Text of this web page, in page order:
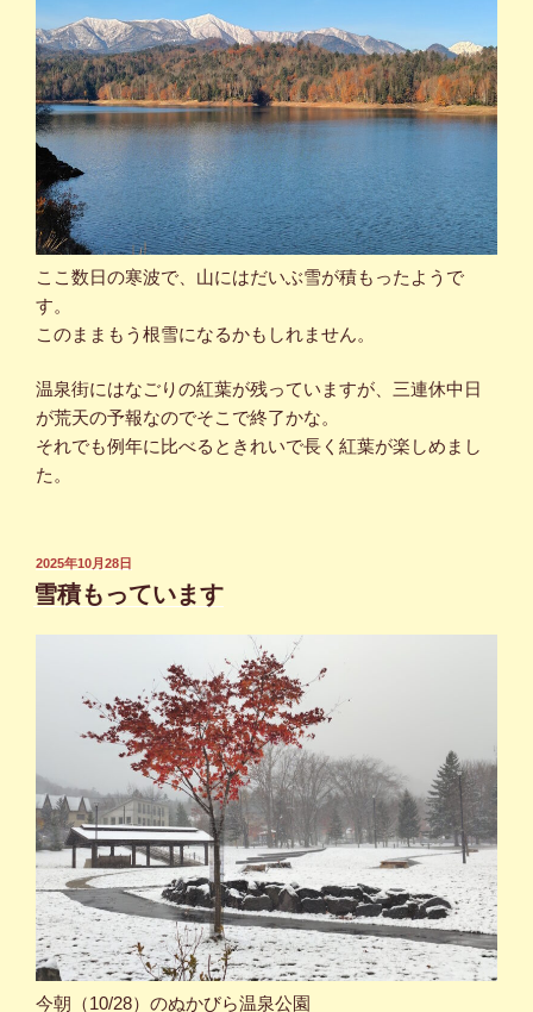
ここ数日の寒波で、山にはだいぶ雪が積もったようで
す。
このままもう根雪になるかもしれません。
温泉街にはなごりの紅葉が残っていますが、三連休中日
が荒天の予報なのでそこで終了かな。
それでも例年に比べるときれいで長く紅葉が楽しめまし
た。
投
稿
日:
2025年10月28日
雪積もっています
今朝（10/28）のぬかびら温泉公園